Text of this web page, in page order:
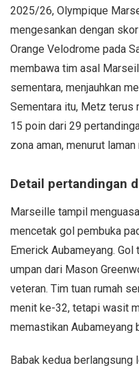
2025/26, Olympique
mengesankan dengan
Orange Velodrome pada
membawa tim asal
sementara, menjauhkan
Sementara itu, Metz terus
15 poin dari 29
zona aman, menurut
Detail pertandingan
Marseille tampil
mencetak gol pembuka
Emerick Aubameyang.
umpan dari Mason
veteran. Tim tuan rumah
menit ke-32, tetapi wasit
memastikan
Babak kedua berlangsung